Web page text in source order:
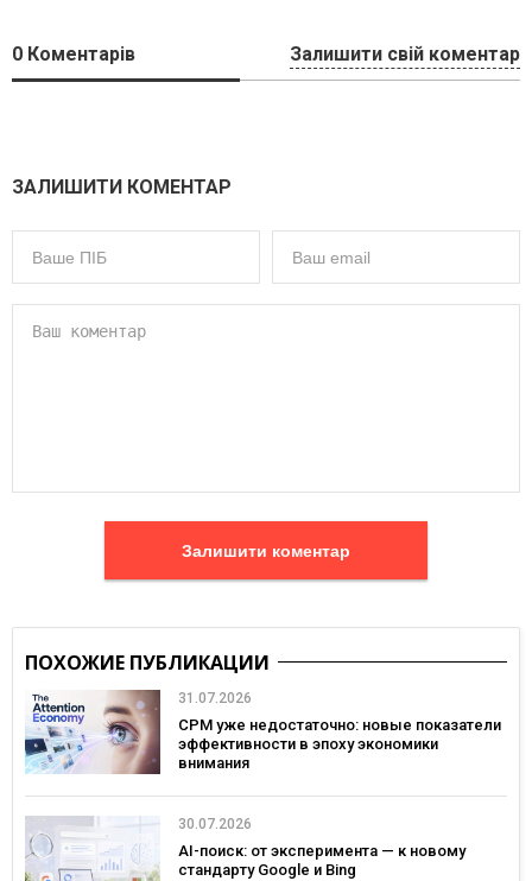
0 Коментарів Залишити свій коментар
ЗАЛИШИТИ КОМЕНТАР
Залишити коментар
ПОХОЖИЕ ПУБЛИКАЦИИ
31.07.2026
CPM уже недостаточно: новые показатели
эффективности в эпоху экономики
внимания
30.07.2026
AI-поиск: от эксперимента — к новому
стандарту Google и Bing